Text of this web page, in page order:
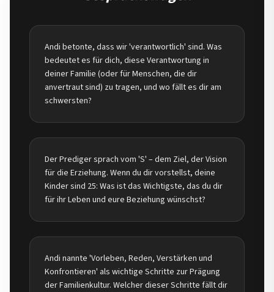
Andi betonte, dass wir 'verantwortlich' sind. Was
bedeutet es für dich, diese Verantwortung in
deiner Familie (oder für Menschen, die dir
anvertraut sind) zu tragen, und wo fällt es dir am
schwersten?
Der Prediger sprach vom 'S' – dem Ziel, der Vision
für die Erziehung. Wenn du dir vorstellst, deine
Kinder sind 25: Was ist das Wichtigste, das du dir
für ihr Leben und eure Beziehung wünschst?
Andi nannte 'Vorleben, Reden, Verstärken und
Konfrontieren' als wichtige Schritte zur Prägung
der Familienkultur. Welcher dieser Schritte fällt dir